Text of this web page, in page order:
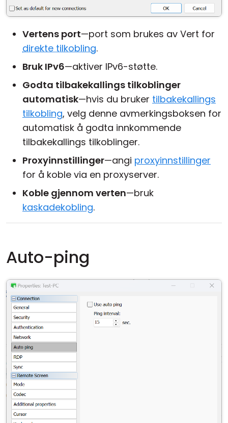
Vertens port—port som brukes av Vert for
direkte tilkobling.
Bruk IPv6—aktiver IPv6-støtte.
Godta tilbakekallings tilkoblinger
automatisk—hvis du bruker tilbakekallings
tilkobling, velg denne avmerkingsboksen for
automatisk å godta innkommende
tilbakekallings tilkoblinger.
Proxyinnstillinger—angi proxyinnstillinger
for å koble via en proxyserver.
Koble gjennom verten—bruk
kaskadekobling.
Auto-ping